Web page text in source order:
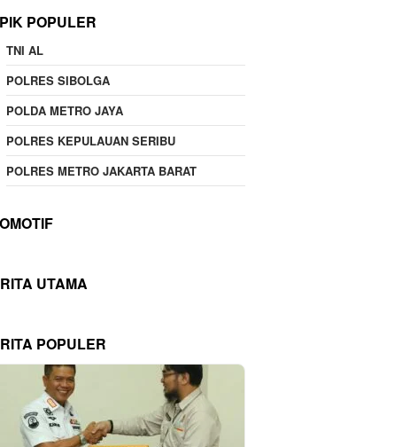
POPULER
TNI AL
POLRES SIBOLGA
POLDA METRO JAYA
POLRES KEPULAUAN SERIBU
POLRES METRO JAKARTA BARAT
UTAMA
POPULER